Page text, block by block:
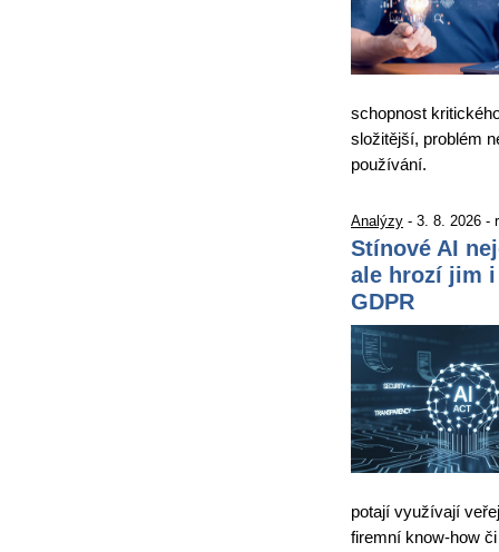
schopnost
složitější, problém
používání.
Analýzy - 3. 8. 2026 -
Stínové AI
ale hrozí jim
GDPR
potají využívají
firemní know-how